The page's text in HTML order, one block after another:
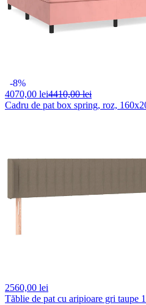
-8%
4070,00 lei4410,00 lei
Cadru de pat box spring, roz,
2560,00 lei
Tăblie de pat cu aripioare gri taupe